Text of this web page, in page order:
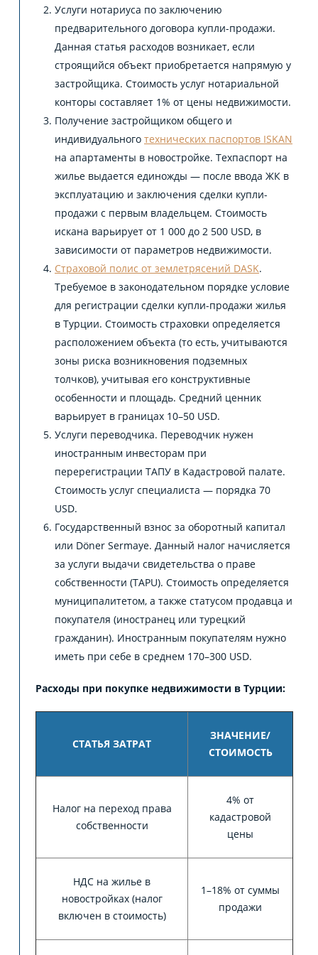
Услуги нотариуса по заключению
предварительного договора купли-продажи.
Данная статья расходов возникает, если
строящийся объект приобретается напрямую у
застройщика. Стоимость услуг нотариальной
конторы составляет 1% от цены недвижимости.
Получение застройщиком общего и
индивидуального технических паспортов ISKAN
на апартаменты в новостройке. Техпаспорт на
жилье выдается единожды — после ввода ЖК в
эксплуатацию и заключения сделки купли-
продажи с первым владельцем. Стоимость
искана варьирует от 1 000 до 2 500 USD, в
зависимости от параметров недвижимости.
Страховой полис от землетрясений DASK.
Требуемое в законодательном порядке условие
для регистрации сделки купли-продажи жилья
в Турции. Стоимость страховки определяется
расположением объекта (то есть, учитываются
зоны риска возникновения подземных
толчков), учитывая его конструктивные
особенности и площадь. Средний ценник
варьирует в границах 10–50 USD.
Услуги переводчика. Переводчик нужен
иностранным инвесторам при
перерегистрации ТАПУ в Кадастровой палате.
Стоимость услуг специалиста — порядка 70
USD.
Государственный взнос за оборотный капитал
или Döner Sermaye. Данный налог начисляется
за услуги выдачи свидетельства о праве
собственности (TAPU). Стоимость определяется
муниципалитетом, а также статусом продавца и
покупателя (иностранец или турецкий
гражданин). Иностранным покупателям нужно
иметь при себе в среднем 170–300 USD.
Расходы при покупке недвижимости в Турции:
СТАТЬЯ ЗАТРАТ
ЗНАЧЕНИЕ/
СТОИМОСТЬ
Налог на переход права
собственности
4% от
кадастровой
цены
НДС на жилье в
новостройках (налог
включен в стоимость)
1–18% от суммы
продажи